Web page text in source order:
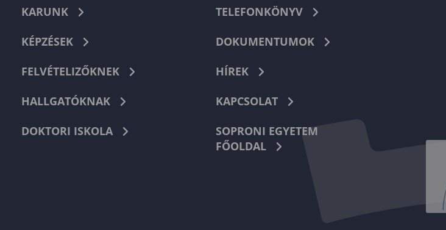
KARUNK
KÉPZÉSEK
FELVÉTELIZŐKNEK
HALLGATÓKNAK
DOKTORI ISKOLA
TELEFONKÖNYV
DOKUMENTUMOK
HÍREK
KAPCSOLAT
SOPRONI EGYETEM
FŐOLDAL